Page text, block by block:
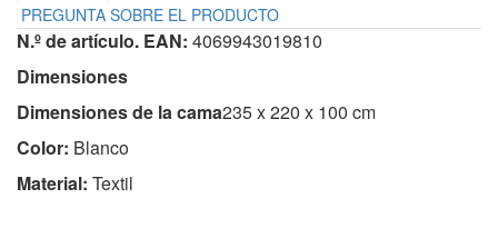
PREGUNTA SOBRE EL PRODUCTO
N.º de artículo. EAN: 4069943019810
Dimensiones
Dimensiones de la cama235 x 220 x 100 cm
Color: Blanco
Material: Textil